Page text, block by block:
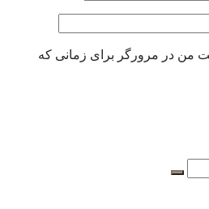
من در مرورگر برای زمانی که